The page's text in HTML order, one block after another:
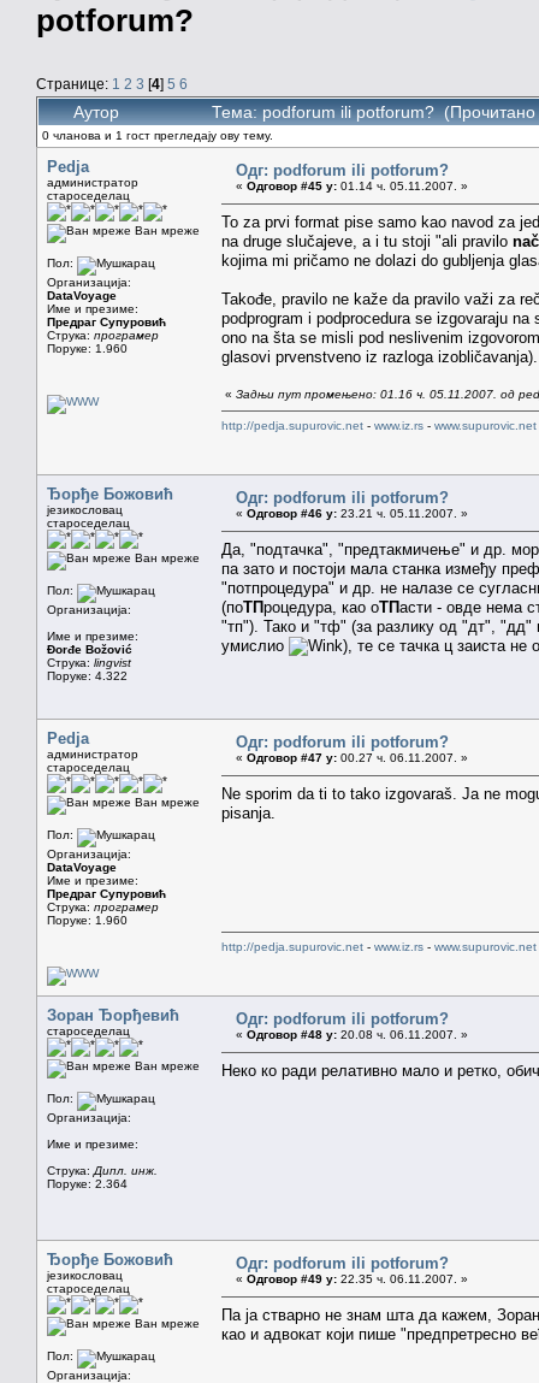
potforum?
Странице: 1 2 3 [4] 5 6
Аутор Тема: podforum ili potforum? (Прочитано
0 чланова и 1 гост прегледају ову тему.
Pedja
администратор
староседелац
Ван мреже
Пол:
Организација:
DataVoyage
Име и презиме:
Предраг Супуровић
Струка: програмер
Поруке: 1.960
Одг: podforum ili potforum?
« Одговор #45 у: 01.14 ч. 05.11.2007. »
To za prvi format pise samo kao navod za
na druge slučajeve, a i tu stoji "ali pravilo
kojima mi pričamo ne dolazi do gubljenja
Takođe, pravilo ne kaže da pravilo važi za
podprogram i podprocedura se izgovaraju
ono na šta se misli pod neslivenim
glasovi prvenstveno iz razloga izobličavanja).
« Задњи пут промењено: 01.16 ч. 05.11.2007. од
http://pedja.supurovic.net - www.iz.rs - www.supurovic.net
Ђорђе Божовић
језикословац
староседелац
Ван мреже
Пол:
Организација:
Име и презиме:
Đorđe Božović
Струка: lingvist
Поруке: 4.322
Одг: podforum ili potforum?
« Одговор #46 у: 23.21 ч. 05.11.2007. »
Да, "подтачка", "предтакмичење" и др.
па зато и постоји мала станка између
"потпроцедура" и др. не налазе се
(поТПроцедура, као оТПасти - овде нема
"тп"). Тако и "тф" (за разлику од "дт",
умислио
), те се тачка ц заиста не
Pedja
администратор
староседелац
Ван мреже
Пол:
Организација:
DataVoyage
Име и презиме:
Предраг Супуровић
Струка: програмер
Поруке: 1.960
Одг: podforum ili potforum?
« Одговор #47 у: 00.27 ч. 06.11.2007. »
Ne sporim da ti to tako izgovaraš. Ja ne
pisanja.
http://pedja.supurovic.net - www.iz.rs - www.supurovic.net
Зоран Ђорђевић
староседелац
Ван мреже
Пол:
Организација:
Име и презиме:
Струка: Дипл. инж.
Поруке: 2.364
Одг: podforum ili potforum?
« Одговор #48 у: 20.08 ч. 06.11.2007. »
Неко ко ради релативно мало и ретко,
Ђорђе Божовић
језикословац
староседелац
Ван мреже
Пол:
Организација:
Одг: podforum ili potforum?
« Одговор #49 у: 22.35 ч. 06.11.2007. »
Па ја стварно не знам шта да кажем,
као и адвокат који пише "предпретресно